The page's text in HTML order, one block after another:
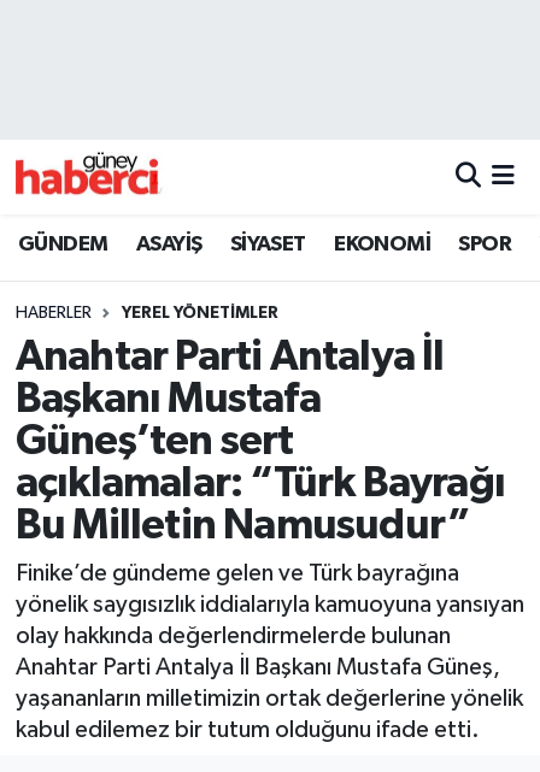
GÜNDEM ASAYİŞ SİYASET EKONOMİ SPOR
HABERLER YEREL YÖNETİMLER
Anahtar Parti Antalya İl
Başkanı Mustafa
Güneş’ten sert
açıklamalar: “Türk Bayrağı
Bu Milletin Namusudur”
Finike’de gündeme gelen ve Türk bayrağına
yönelik saygısızlık iddialarıyla kamuoyuna yansıyan
olay hakkında değerlendirmelerde bulunan
Anahtar Parti Antalya İl Başkanı Mustafa Güneş,
yaşananların milletimizin ortak değerlerine yönelik
kabul edilemez bir tutum olduğunu ifade etti.
Beyoğlu Trafik Yoğunluk Haritası
Son Dakika Haberleri
Haber Arşivi